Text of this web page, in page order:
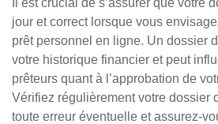
Il est crucial de s’assurer que votre
jour et correct lorsque vous
prêt personnel en ligne. Un dossier
votre historique financier et peut
prêteurs quant à l’approbation de
Vérifiez régulièrement votre dossier
toute erreur éventuelle et assurez-